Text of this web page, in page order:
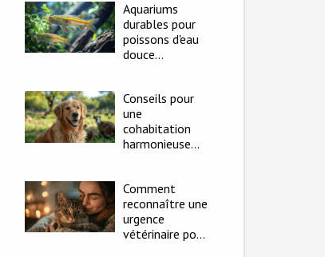
Aquariums
durables pour
poissons d'eau
douce
soins
aquatiques
Conseils pour
une
cohabitation
harmonieuse
autres animaux
Comment
reconnaître une
urgence
vétérinaire pour